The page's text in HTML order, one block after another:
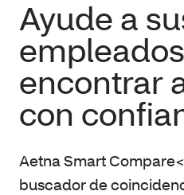
Ayude a
encontrar
con
Aetna Smart
buscador de